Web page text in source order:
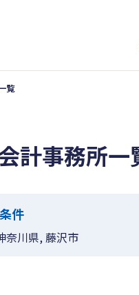
覧
計事務所一
件
奈川県, 藤沢市